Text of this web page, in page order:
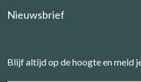
Nieuwsbrief
Blijf altijd op de hoogte en meld